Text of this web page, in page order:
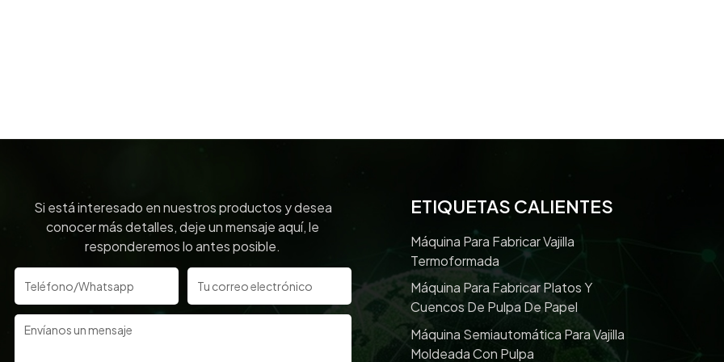
Si está interesado en nuestros productos y desea
conocer más detalles, deje un mensaje aquí, le
responderemos lo antes posible.
ETIQUETAS CALIENTES
Máquina Para Fabricar Vajilla
Termoformada
Máquina Para Fabricar Platos Y
Cuencos De Pulpa De Papel
Máquina Semiautomática Para Vajilla
Moldeada Con Pulpa